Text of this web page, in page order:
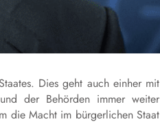
Dies geht auch einher mit
der Behörden immer weiter
die Macht im bürgerlichen Staat